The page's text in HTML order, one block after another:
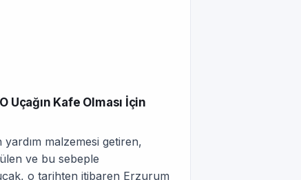
Kafe Olması İçin
malzemesi getiren,
ve bu sebeple
o tarihten itibaren Erzurum